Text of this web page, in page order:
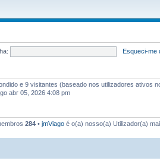
Esqueci-me
e 9 visitantes (baseado nos utilizadores ativos
abr 05, 2026 4:08 pm
284 • jmViago é o(a) nosso(a) Utilizador(a)